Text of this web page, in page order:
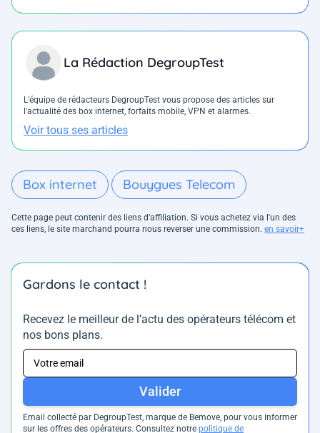
La Rédaction DegroupTest
L'équipe de rédacteurs DegroupTest vous propose des articles sur
l'actualité des box internet, forfaits mobile, VPN et alarmes.
Voir tous ses articles
Box internet Bouygues Telecom
Cette page peut contenir des liens d’affiliation. Si vous achetez via l'un des
ces liens, le site marchand pourra nous reverser une commission. en savoir+
Gardons le contact !
Recevez le meilleur de l’actu des opérateurs télécom et
nos bons plans.
Valider
Email collecté par DegroupTest, marque de Bemove, pour vous informer
sur les offres des opérateurs. Consultez notre politique de